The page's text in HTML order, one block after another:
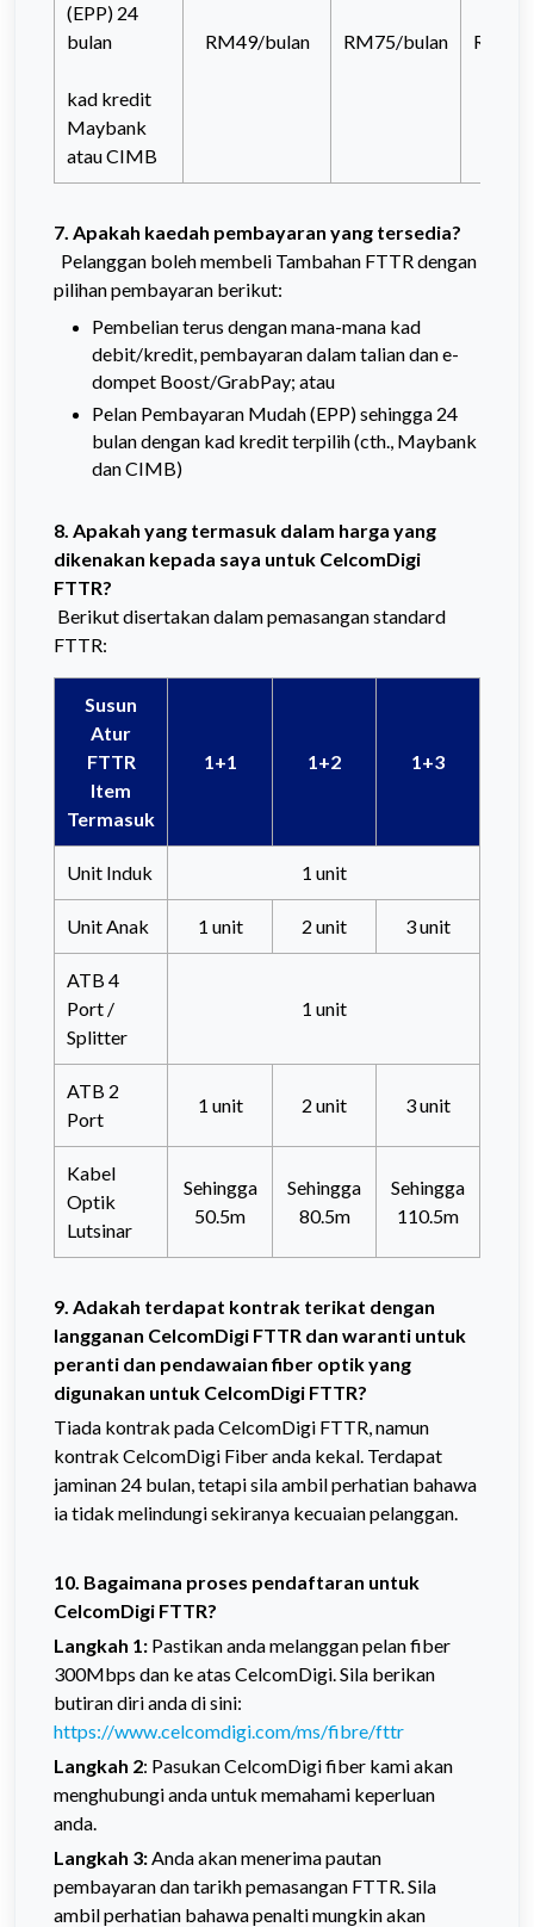
(EPP) 24
bulan
kad kredit
Maybank
atau CIMB
RM49/bulan RM75/bulan
7. Apakah kaedah pembayaran yang tersedia?
Pelanggan boleh membeli Tambahan FTTR dengan
pilihan pembayaran berikut:
Pembelian terus dengan mana-mana kad
debit/kredit, pembayaran dalam talian dan e-
dompet Boost/GrabPay; atau
Pelan Pembayaran Mudah (EPP) sehingga 24
bulan dengan kad kredit terpilih (cth., Maybank
dan CIMB)
8. Apakah yang termasuk dalam harga yang
dikenakan kepada saya untuk CelcomDigi
FTTR?
Berikut disertakan dalam pemasangan standard
FTTR:
Susun
Atur
FTTR
Item
Termasuk
1+1 1+2 1+3
Unit Induk 1 unit
Unit Anak 1 unit 2 unit 3 unit
ATB 4
Port /
Splitter
1 unit
ATB 2
Port
1 unit 2 unit 3 unit
Kabel
Optik
Lutsinar
Sehingga
50.5m
Sehingga
80.5m
Sehingga
110.5m
9. Adakah terdapat kontrak terikat dengan
langganan CelcomDigi FTTR dan waranti untuk
peranti dan pendawaian fiber optik yang
digunakan untuk CelcomDigi FTTR?
Tiada kontrak pada CelcomDigi FTTR, namun
kontrak CelcomDigi Fiber anda kekal. Terdapat
jaminan 24 bulan, tetapi sila ambil perhatian bahawa
ia tidak melindungi sekiranya kecuaian pelanggan.
10. Bagaimana proses pendaftaran untuk
CelcomDigi FTTR?
Langkah 1: Pastikan anda melanggan pelan fiber
300Mbps dan ke atas CelcomDigi. Sila berikan
butiran diri anda di sini:
https://www.celcomdigi.com/ms/fibre/fttr
Langkah 2: Pasukan CelcomDigi fiber kami akan
menghubungi anda untuk memahami keperluan
anda.
Langkah 3:Anda akan menerima pautan
pembayaran dan tarikh pemasangan FTTR. Sila
ambil perhatian bahawa penalti mungkin akan